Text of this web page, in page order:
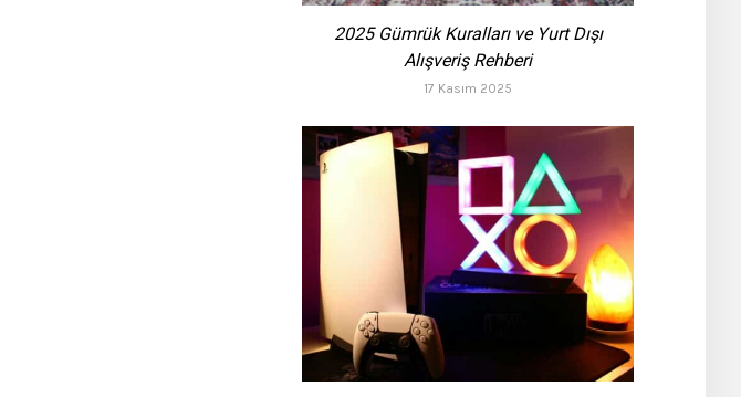
2025 Gümrük Kuralları ve Yurt Dışı
Alışveriş Rehberi
17 Kasım 2025